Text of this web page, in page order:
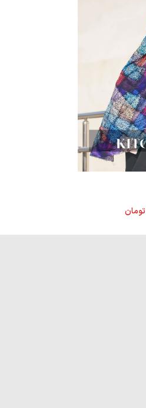
تومان